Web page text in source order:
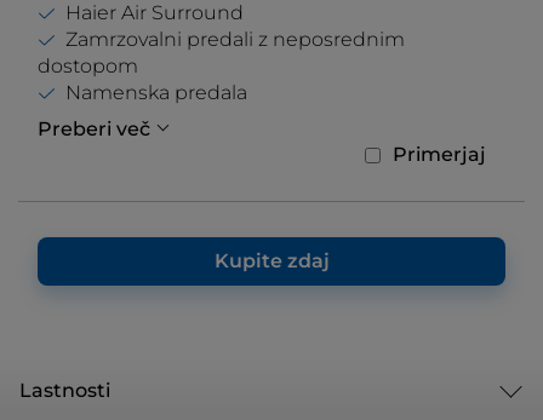
Haier Air Surround
Zamrzovalni predali z neposrednim
dostopom
Namenska predala
Preberi več
Primerjaj
Kupite zdaj
Lastnosti